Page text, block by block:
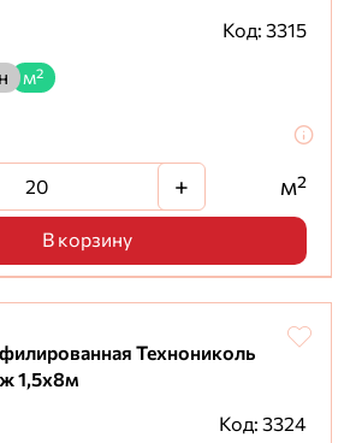
Код: 3315
м²
+ м²
В корзину
Технониколь
1,5х8м
Код: 3324